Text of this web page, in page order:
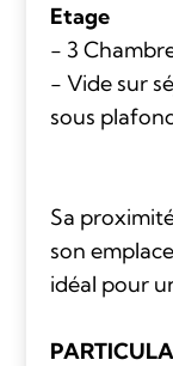
Etage
- 3
- Vide sur
sous
Sa
son
idéal pour